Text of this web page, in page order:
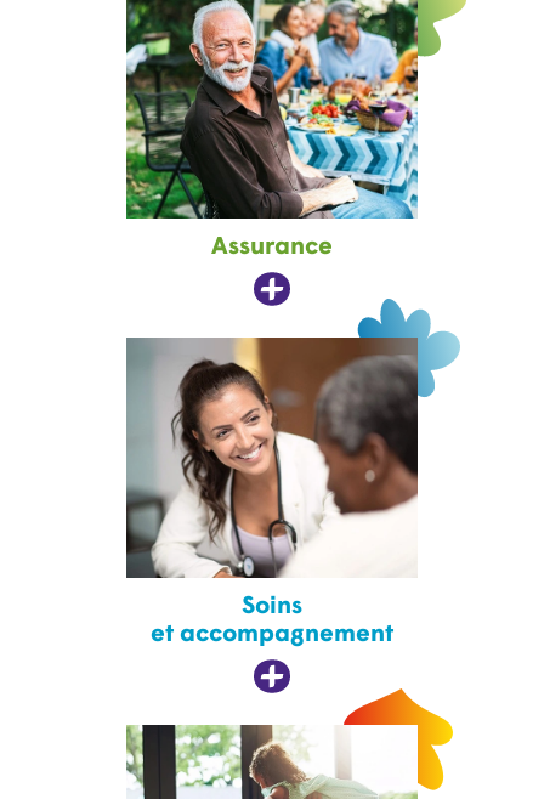
Assurance
Soins
et accompagnement